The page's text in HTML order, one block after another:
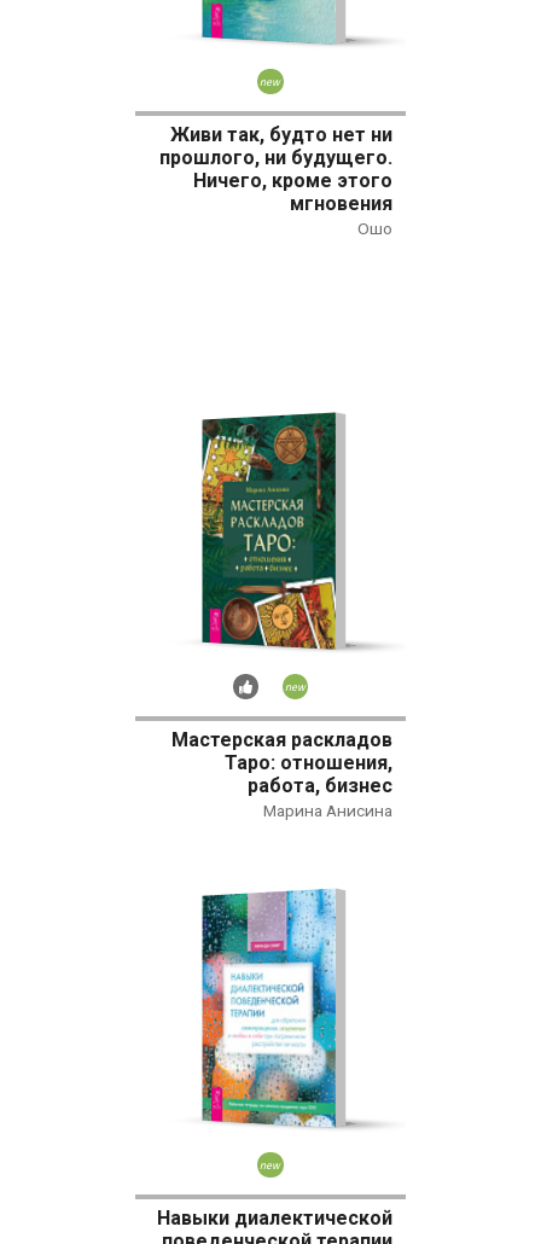
Новинка
Живи так, будто нет ни
прошлого, ни будущего.
Ничего, кроме этого
мгновения
Ошо
Рекомендуем
Новинка
Мастерская раскладов
Таро: отношения,
работа, бизнес
Марина Анисина
Новинка
Навыки диалектической